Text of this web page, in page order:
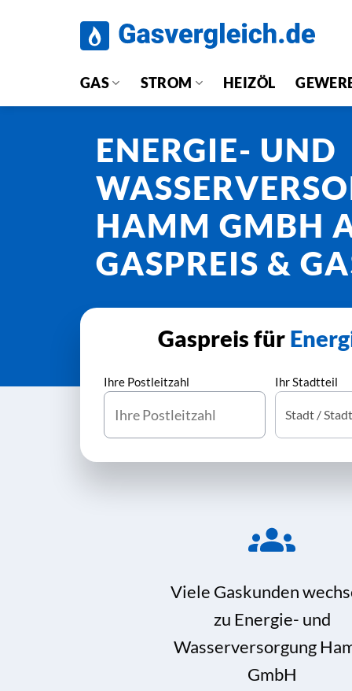
GAS STROM HEIZÖL
ENERGIE- UND
HAMM GMBH
GASPREIS &
Gaspreis für
Ihre Postleitzahl Ihr Stadtteil
Viele Gaskunden
zu Energie- und
Wasserversorgung
GmbH